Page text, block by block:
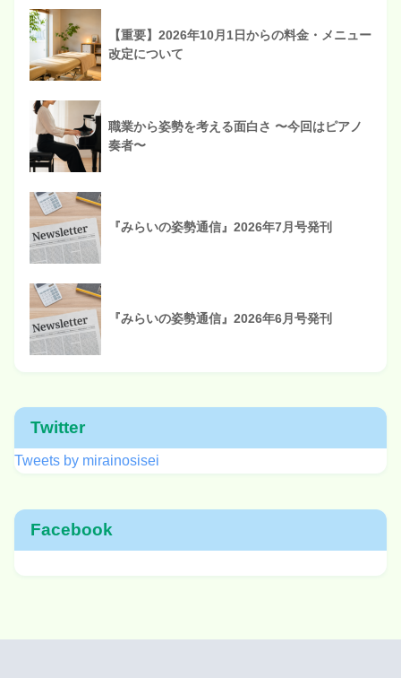
【重要】2026年10月1日からの料金・メニュー
改定について
職業から姿勢を考える面白さ 〜今回はピアノ
奏者〜
『みらいの姿勢通信』2026年7月号発刊
『みらいの姿勢通信』2026年6月号発刊
Twitter
Tweets by mirainosisei
Facebook